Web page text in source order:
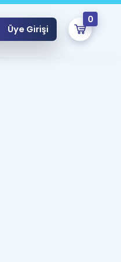
Üye Girişi
0
eğitim seni bekliyor!